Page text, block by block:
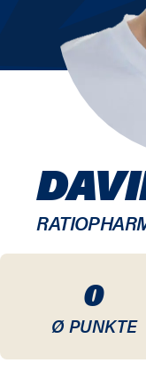
0
Ø PUNKTE